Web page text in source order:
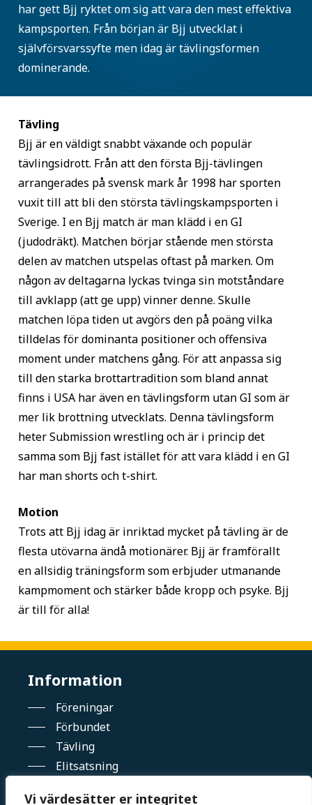
Vi värdesätter er integritet
har gett Bjj ryktet om sig att vara den mest effektiva
kampsporten. Från början är Bjj utvecklat i
självförsvarssyfte men idag är tävlingsformen
dominerande.
Tävling
Bjj är en väldigt snabbt växande och populär
tävlingsidrott. Från att den första Bjj-tävlingen
arrangerades på svensk mark år 1998 har sporten
vuxit till att bli den största tävlingskampsporten i
Sverige. I en Bjj match är man klädd i en GI
(judodräkt). Matchen börjar stående men största
delen av matchen utspelas oftast på marken. Om
någon av deltagarna lyckas tvinga sin motståndare
till avklapp (att ge upp) vinner denne. Skulle
matchen löpa tiden ut avgörs den på poäng vilka
tilldelas för dominanta positioner och offensiva
moment under matchens gång. För att anpassa sig
till den starka brottartradition som bland annat
finns i USA har även en tävlingsform utan GI som är
mer lik brottning utvecklats. Denna tävlingsform
heter Submission wrestling och är i princip det
samma som Bjj fast istället för att vara klädd i en GI
har man shorts och t-shirt.
Motion
Trots att Bjj idag är inriktad mycket på tävling är de
flesta utövarna ändå motionärer. Bjj är framförallt
en allsidig träningsform som erbjuder utmanande
kampmoment och stärker både kropp och psyke. Bjj
är till för alla!
Information
Föreningar
Förbundet
Tävling
Elitsatsning